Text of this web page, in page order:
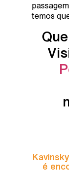
temos
é